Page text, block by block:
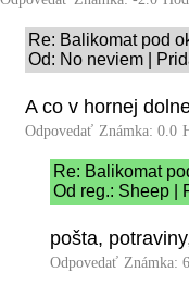
Re: Balikomat pod
Od: No neviem |
A co v hornej
Odpovedať Známka: 0.0
Re: Balikomat
Od reg.: Sheep |
pošta,
Odpovedať Známka: